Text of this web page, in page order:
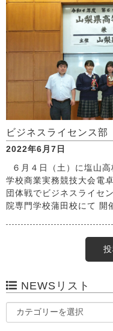
ビジネスライセンス
2022年6月7日
６月４日（土）に塩山
学校商業実務競技大会電
団体戦でビジネスライセ
院専門学校蒲田校にて
NEWSリスト